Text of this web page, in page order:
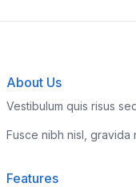
About Us
Vestibulum quis risus
Fusce nibh nisl, gravida
Features